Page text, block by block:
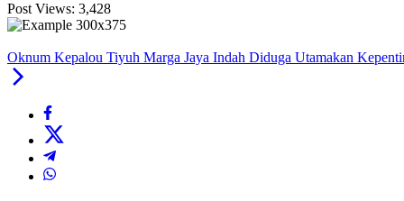
Post Views: 3,428
Oknum Kepalou Tiyuh Marga Jaya Indah Diduga Utamakan